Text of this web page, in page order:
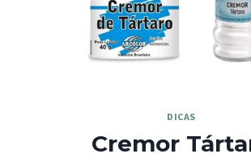
DICAS
Cremor